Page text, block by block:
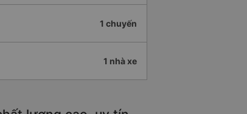
1 chuyến
1 nhà xe